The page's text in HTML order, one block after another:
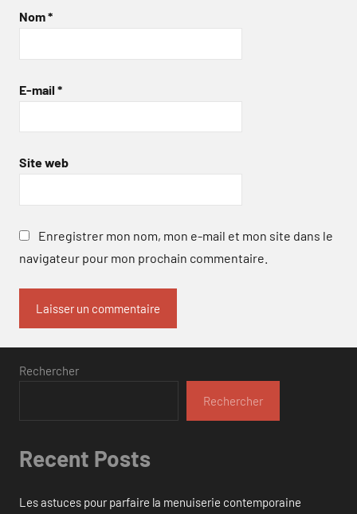
Nom*
E-mail *
Site web
Enregistrer mon nom, mon e-mail et mon site dans le
navigateur pour mon prochain commentaire.
Rechercher
Rechercher
Recent Posts
Les astuces pour parfaire la menuiserie contemporaine